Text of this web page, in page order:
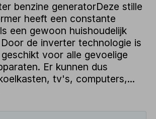
benzine generatorDeze stille
heeft een constante
een gewoon huishoudelijk
de inverter technologie is
voor alle gevoelige
Er kunnen dus
tv's, computers,...